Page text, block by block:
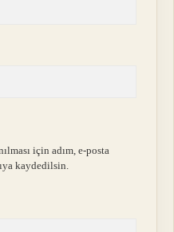
için adım, e-posta
kaydedilsin.